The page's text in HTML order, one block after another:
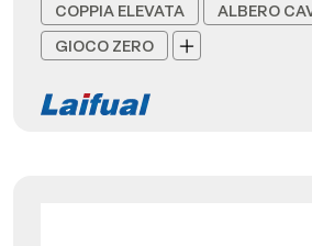
COPPIA ELEVATA
ALBERO
GIOCO ZERO